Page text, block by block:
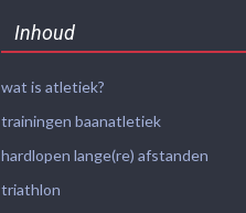
Inhoud
wat is atletiek?
trainingen baanatletiek
hardlopen lange(re) afstanden
triathlon